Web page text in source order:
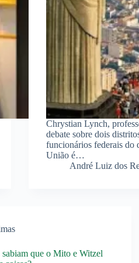
Chrystian Lynch,
debate sobre dois
funcionários federais do
União é…
André Luiz dos
que o Mito e Witzel